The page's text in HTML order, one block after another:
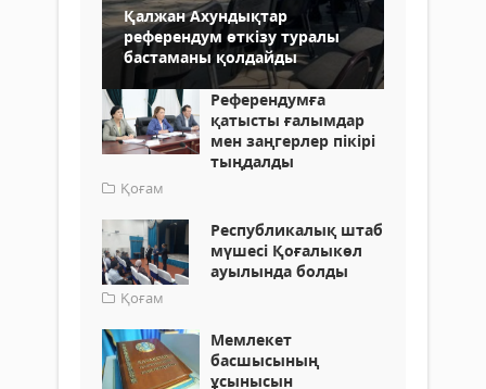
Қалжан Ахундықтар
референдум өткізу туралы
бастаманы қолдайды
Референдумға
қатысты ғалымдар
мен заңгерлер пікірі
тыңдалды
Қоғам
Республикалық штаб
мүшесі Қоғалыкөл
ауылында болды
Қоғам
Мемлекет
басшысының
ұсынысын